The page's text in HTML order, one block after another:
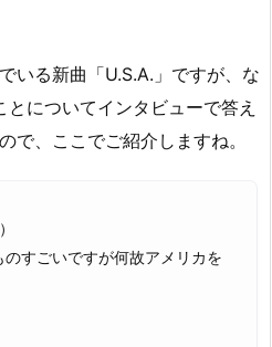
いる新曲「U.S.A.」ですが、な
についてインタビューで答え
で、ここでご紹介しますね。
すごいですが何故アメリカを